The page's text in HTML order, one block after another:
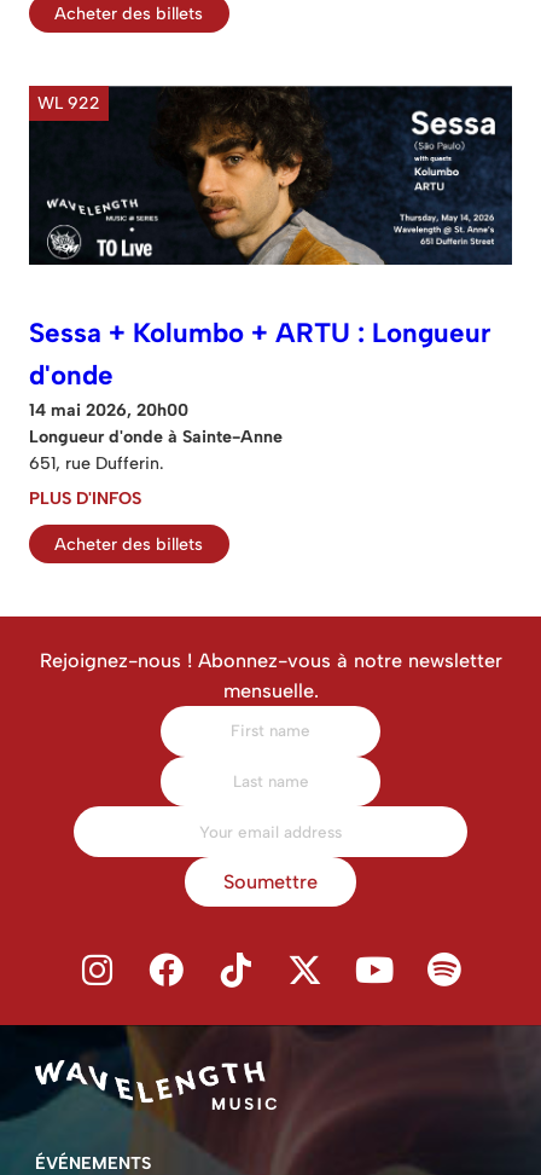
Acheter des billets
WL 922
Sessa + Kolumbo + ARTU : Longueur
d'onde
14 mai 2026, 20h00
Longueur d'onde à Sainte-Anne
651, rue Dufferin.
PLUS D'INFOS
Acheter des billets
Rejoignez-nous ! Abonnez-vous à notre newsletter
mensuelle.
Soumettre
ÉVÉNEMENTS